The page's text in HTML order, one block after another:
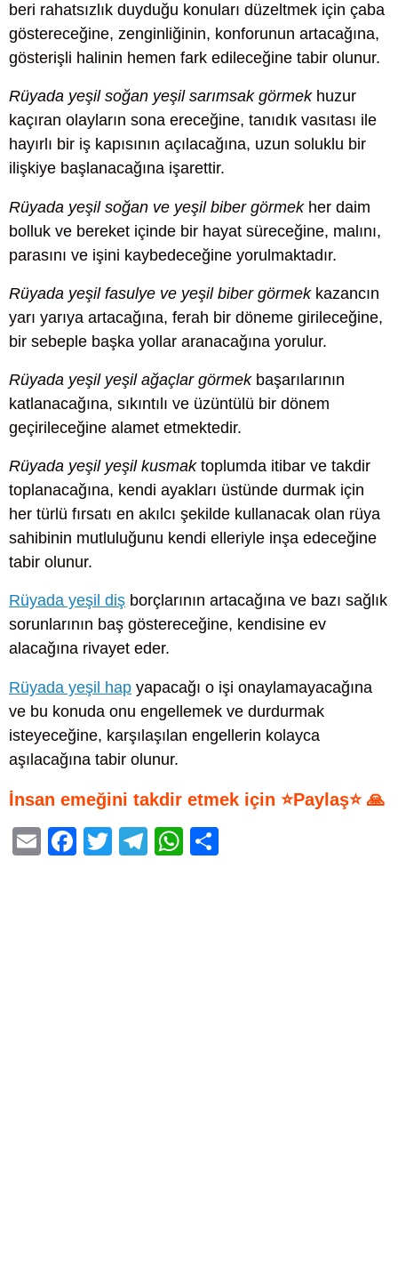
beri rahatsızlık duyduğu konuları düzeltmek için çaba
göstereceğine, zenginliğinin, konforunun artacağına,
gösterişli halinin hemen fark edileceğine tabir olunur.
Rüyada yeşil soğan yeşil sarımsak görmekhuzur
kaçıran olayların sona ereceğine, tanıdık vasıtası ile
hayırlı bir iş kapısının açılacağına, uzun soluklu bir
ilişkiye başlanacağına işarettir.
Rüyada yeşil soğan ve yeşil biber görmekher daim
bolluk ve bereket içinde bir hayat süreceğine, malını,
parasını ve işini kaybedeceğine yorulmaktadır.
Rüyada yeşil fasulye ve yeşil biber görmekkazancın
yarı yarıya artacağına, ferah bir döneme girileceğine,
bir sebeple başka yollar aranacağına yorulur.
Rüyada yeşil yeşil ağaçlar görmekbaşarılarının
katlanacağına, sıkıntılı ve üzüntülü bir dönem
geçirileceğine alamet etmektedir.
Rüyada yeşil yeşil kusmaktoplumda itibar ve takdir
toplanacağına, kendi ayakları üstünde durmak için
her türlü fırsatı en akılcı şekilde kullanacak olan rüya
sahibinin mutluluğunu kendi elleriyle inşa edeceğine
tabir olunur.
Rüyada yeşil diş borçlarının artacağına ve bazı sağlık
sorunlarının baş göstereceğine, kendisine ev
alacağına rivayet eder.
Rüyada yeşil hap yapacağı o işi onaylamayacağına
ve bu konuda onu engellemek ve durdurmak
isteyeceğine, karşılaşılan engellerin kolayca
aşılacağına tabir olunur.
İnsan emeğini takdir etmek için ⭐Paylaş⭐ 🙏
E
F
T
T
W